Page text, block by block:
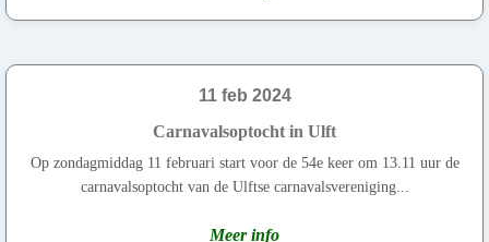
11 feb 2024
Carnavalsoptocht in Ulft
Op zondagmiddag 11 februari start voor de 54e keer om 13.11 uur de
carnavalsoptocht van de Ulftse carnavalsvereniging...
Meer info